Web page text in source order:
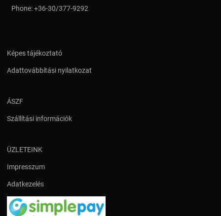
Phone:+36-30/377-9292
Képes tájékoztató
Adattovábbítási nyilatkozat
ÁSZF
Szállítási információk
ÜZLETEINK
Impresszum
Adatkezelés